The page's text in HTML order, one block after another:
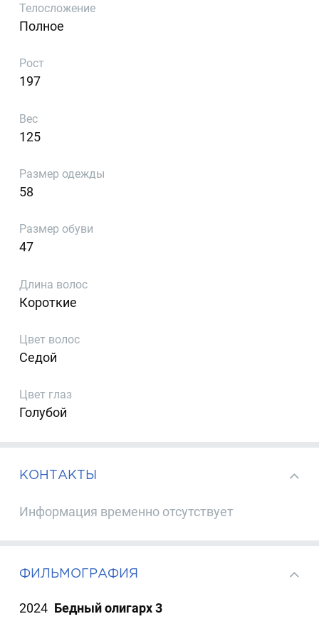
Телосложение
Полное
Рост
197
Вес
125
Размер одежды
58
Размер обуви
47
Длина волос
Короткие
Цвет волос
Седой
Цвет глаз
Голубой
КОНТАКТЫ
Информация временно отсутствует
ФИЛЬМОГРАФИЯ
2024 Бедный олигарх 3